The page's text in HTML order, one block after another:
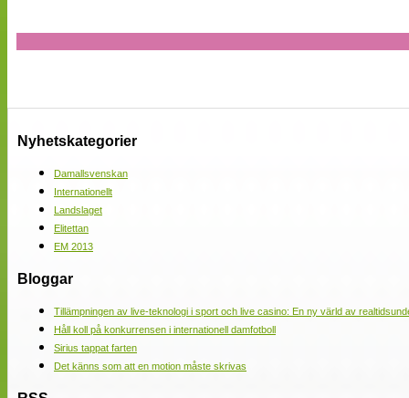
Nyhetskategorier
Damallsvenskan
Internationellt
Landslaget
Elitettan
EM 2013
Bloggar
Tillämpningen av live-teknologi i sport och live casino: En ny värld av
Håll koll på konkurrensen i internationell damfotboll
Sirius tappat farten
Det känns som att en motion måste skrivas